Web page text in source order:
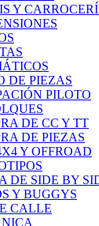
Y
DE PIEZAS
PILOTO
DE CC Y TT
DE PIEZAS
Y OFFROAD
DE SIDE BY
Y BUGGYS
CALLE